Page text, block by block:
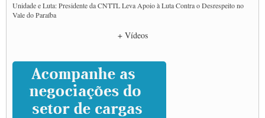
Unidade e Luta: Presidente da CNTTL Leva Apoio à Luta Contra o Desrespeito no
Vale do Paraíba
Caminhoneiros prometem paralisação e cobram diálogo com Lula
CNTTL e lideranças de caminhoneiros participam de debate sobre saúde nas
rodovias
Paulinho e Litti debatem política global para transporte rodoviário de cargas na
SUTCRA no Uruguai
+ Vídeos